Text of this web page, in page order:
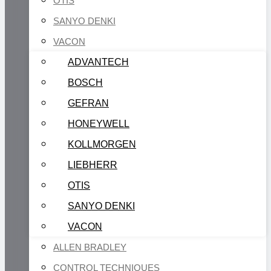
SANYO DENKI
VACON
ADVANTECH
BOSCH
GEFRAN
HONEYWELL
KOLLMORGEN
LIEBHERR
OTIS
SANYO DENKI
VACON
ALLEN BRADLEY
CONTROL TECHNIQUES